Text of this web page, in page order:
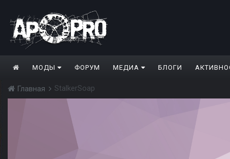
МОДЫ ФОРУМ МЕДИА БЛОГИ
Главная StalkerSoap